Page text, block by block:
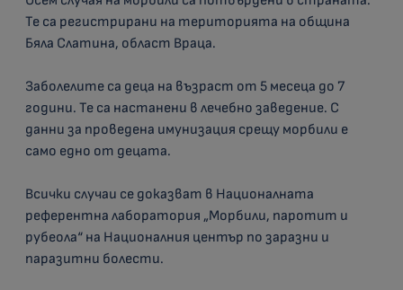
Те са регистрирани на територията на община
Бяла Слатина, област Враца.
Заболелите са деца на възраст от 5 месеца до 7
години. Те са настанени в лечебно заведение. С
данни за проведена имунизация срещу морбили е
само едно от децата.
Всички случаи се доказват в Националната
референтна лаборатория „Морбили, паротит и
рубеола“ на Националния център по заразни и
паразитни болести.